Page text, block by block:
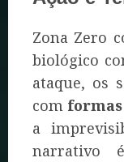
Zona Zero
biológico
ataque, os
com
a
narrativo